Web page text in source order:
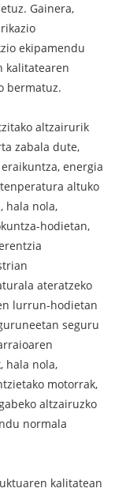
Gainera,
ekipamendu
kalitatearen
bermatuz.
altzairurik
zabala dute,
energia
altuko
hala nola,
hodietan,
ateratzeko
lurrun-hodietan
seguru
hala nola,
motorrak,
altzairuzko
normala
kalitatean